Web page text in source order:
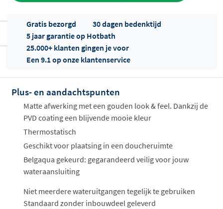
Offertes
ophalen...
Gratis bezorgd
30 dagen bedenktijd
5 jaar garantie op Hotbath
25.000+ klanten gingen je voor
Een 9.1 op onze klantenservice
Plus- en aandachtspunten
Matte afwerking met een gouden look & feel. Dankzij de
PVD coating een blijvende mooie kleur
Thermostatisch
Geschikt voor plaatsing in een doucheruimte
Belgaqua gekeurd: gegarandeerd veilig voor jouw
wateraansluiting
Niet meerdere wateruitgangen tegelijk te gebruiken
Standaard zonder inbouwdeel geleverd